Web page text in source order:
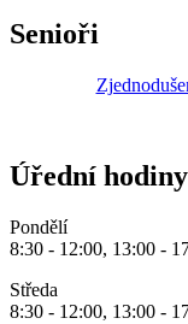
Senioři
Úřední hodiny
Pondělí
8:30 - 12:00, 13:00 -
Středa
8:30 - 12:00, 13:00 -